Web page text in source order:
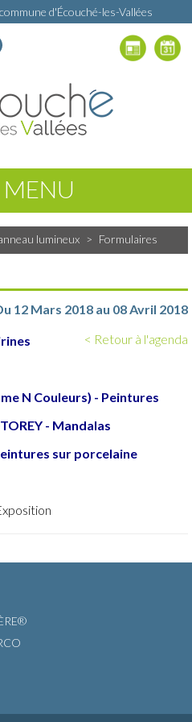
d'Écouché-les-Vallées
MENU
lumineux > Formulaires
12 Mars 2018 au 08 Avril 2018
< Retour à l'agenda
N Couleurs) - Peintures
- Mandalas
sur porcelaine